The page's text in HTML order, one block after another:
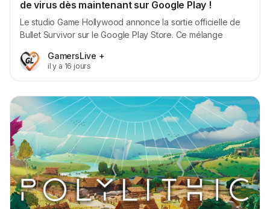
de virus dès maintenant sur Google Play !
Le studio Game Hollywood annonce la sortie officielle de
Bullet Survivor sur le Google Play Store. Ce mélange
roguelike propose aux joueurs de survivre à des assauts
incessants de virus dans un univers post-apocalyptique.
GamersLive +
il y a 16 jours